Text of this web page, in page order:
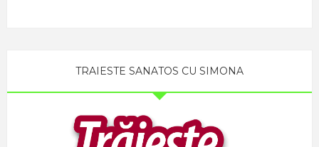
TRAIESTE SANATOS CU SIMONA